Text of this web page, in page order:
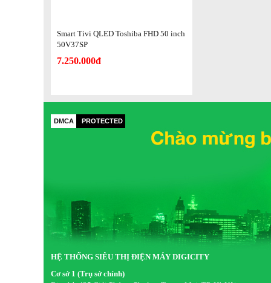
Công nghệ âm thanh:
Toshiba 50V37SP: DTS Virtual X kết hợp Dolby
Toshiba 43V35KP: DTS HD âm thanh nổi cơ bản
Toshiba 50V37SP: Chuẩn Bluetooth 5.3 kết nối
Samsung 50LS03B: Chuẩn Bluetooth 5.2 kết nối
TCL 50Q636: Chuẩn Bluetooth 5.0 khoảng cách kết
Toshiba 43V35KP: Chuẩn Bluetooth 4.2 tốc độ
âm thanh vòm tiên tiến vượt xa các đối thủ cùng tầm giá
Smart Tivi QLED Toshiba FHD 50 inch
50V37SP
7.250.000đ
DMCA PROTECTED
HỆ THỐNG SIÊU THỊ ĐIỆN MÁY DIGICITY
Cơ sở 1 (Trụ sở chính)